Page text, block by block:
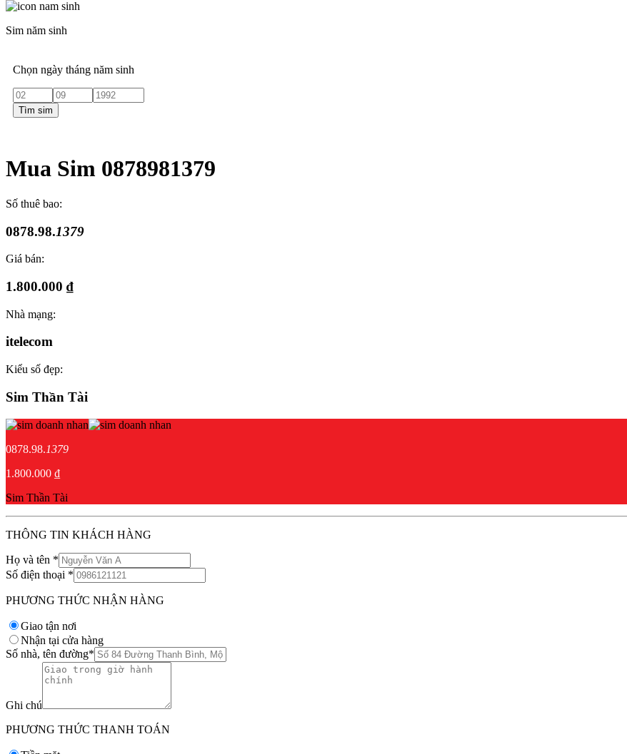
Sim năm sinh
Chọn ngày tháng năm sinh
Tìm sim
Mua Sim 0878981379
Số thuê bao:
0878.98.1379
Giá bán:
1.800.000 ₫
Nhà mạng:
itelecom
Kiểu số đẹp:
Sim Thần Tài
0878.98.1379
1.800.000 ₫
Sim Thần Tài
THÔNG TIN KHÁCH HÀNG
Họ và tên *
Số điện thoại *
PHƯƠNG THỨC NHẬN HÀNG
Giao tận nơi
Nhận tại cửa hàng
Số nhà, tên đường*
Ghi chú
PHƯƠNG THỨC THANH TOÁN